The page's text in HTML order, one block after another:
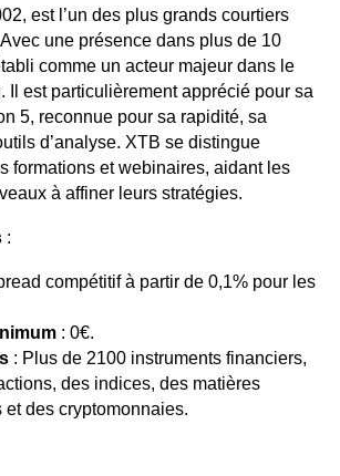
est l’un des plus grands courtiers
une présence dans plus de 10
comme un acteur majeur dans le
Il est particulièrement apprécié pour sa
5, reconnue pour sa rapidité, sa
d’analyse. XTB se distingue
formations et webinaires, aidant les
à affiner leurs stratégies.
:
compétitif à partir de 0,1% pour les
: 0€.
: Plus de 2100 instruments financiers,
des indices, des matières
et des cryptomonnaies.